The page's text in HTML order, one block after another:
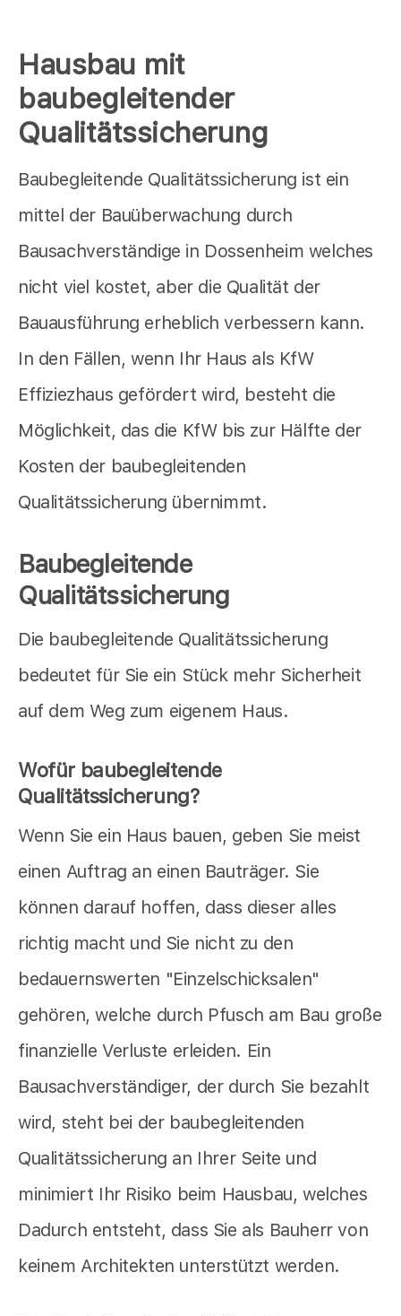
Hausbau mit
baubegleitender
Qualitätssicherung
Baubegleitende Qualitätssicherung ist ein
mittel der Bauüberwachung durch
Bausachverständige in Dossenheim welches
nicht viel kostet, aber die Qualität der
Bauausführung erheblich verbessern kann.
In den Fällen, wenn Ihr Haus als KfW
Effiziezhaus gefördert wird, besteht die
Möglichkeit, das die KfW bis zur Hälfte der
Kosten der baubegleitenden
Qualitätssicherung übernimmt.
Baubegleitende
Qualitätssicherung
Die baubegleitende Qualitätssicherung
bedeutet für Sie ein Stück mehr Sicherheit
auf dem Weg zum eigenem Haus.
Wofür baubegleitende
Qualitätssicherung?
Wenn Sie ein Haus bauen, geben Sie meist
einen Auftrag an einen Bauträger. Sie
können darauf hoffen, dass dieser alles
richtig macht und Sie nicht zu den
bedauernswerten "Einzelschicksalen"
gehören, welche durch Pfusch am Bau große
finanzielle Verluste erleiden. Ein
Bausachverständiger, der durch Sie bezahlt
wird, steht bei der baubegleitenden
Qualitätssicherung an Ihrer Seite und
minimiert Ihr Risiko beim Hausbau, welches
Dadurch entsteht, dass Sie als Bauherr von
keinem Architekten unterstützt werden.